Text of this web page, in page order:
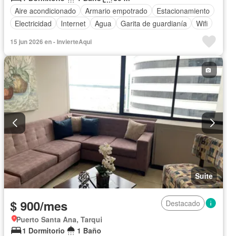
Aire acondicionado
Armario empotrado
Estacionamiento
Electricidad
Internet Agua Garita de guardianía Wifi
15 jun 2026 en - InvierteAqui
Suite
$ 900/mes
Destacado
Puerto Santa Ana, Tarqui
1 Dormitorio
1 Baño